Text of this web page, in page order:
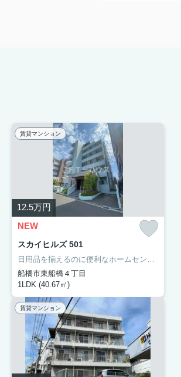
賃貸マンション
12.5万円
NEW
スカイヒルズ 501
日用品を揃えるのに便利なホームセンター「ケーヨーデイツー 東船橋店」まで、418mです。駐車場料金は、月額12000円です。浴室乾燥機付きのお風呂があります。現在空き室のこのお部屋、案内も入居もすぐに行うことができます。ＦＴーハウスで、これから先の新しい住まいをじっくり選んでいきましょう。わたくしたちがお手伝い致します。
船橋市東船橋４丁目
1LDK (40.67㎡)
賃貸マンション